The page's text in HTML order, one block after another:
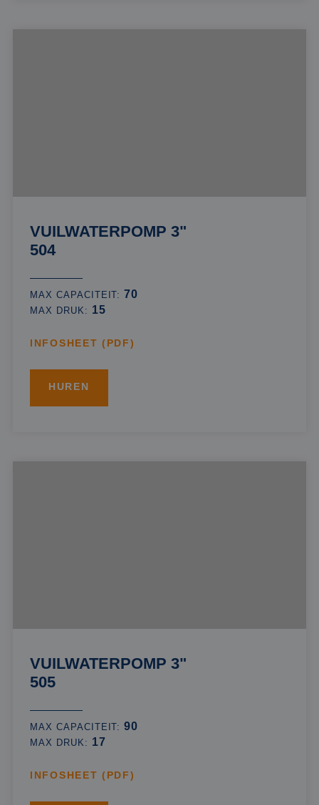
VUILWATERPOMP 3"
504
MAX CAPACITEIT: 70
MAX DRUK: 15
INFOSHEET (PDF)
HUREN
VUILWATERPOMP 3"
505
MAX CAPACITEIT:90
MAX DRUK: 17
INFOSHEET (PDF)